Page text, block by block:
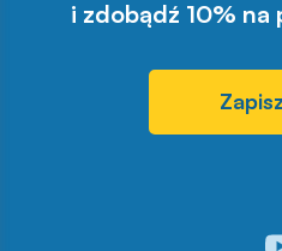
i zdobądź 10% na